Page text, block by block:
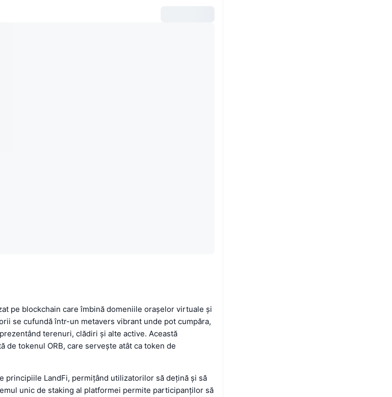
pe blockchain care îmbină domeniile orașelor virtuale și
se cufundă într-un metavers vibrant unde pot cumpăra,
terenuri, clădiri și alte active. Această
de tokenul ORB, care servește atât ca token de
principiile LandFi, permițând utilizatorilor să dețină și să
unic de staking al platformei permite participanților să